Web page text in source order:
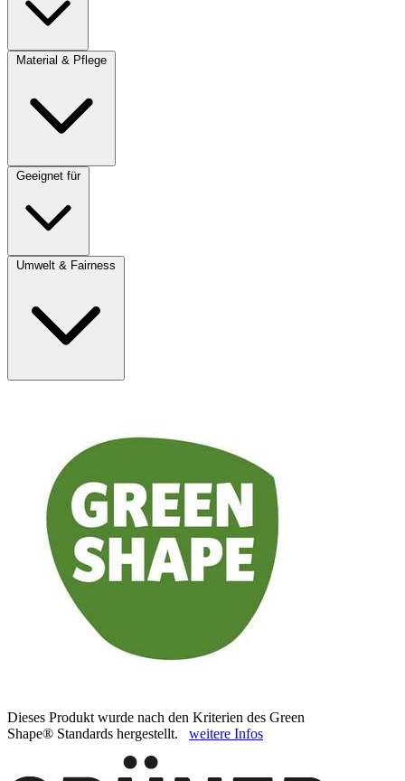
Material & Pflege
Geeignet für
Umwelt & Fairness
Dieses Produkt wurde nach den Kriterien des Green
Shape® Standards hergestellt. weitere Infos